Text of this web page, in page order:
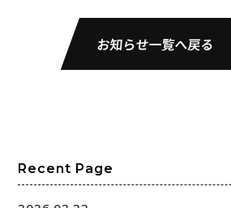
お知らせ一覧へ戻る
Recent Page